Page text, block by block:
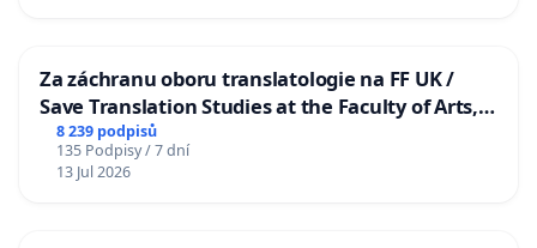
Za záchranu oboru translatologie na FF UK /
Save Translation Studies at the Faculty of Arts,
Charles University
8 239 podpisů
135 Podpisy / 7 dní
13 Jul 2026